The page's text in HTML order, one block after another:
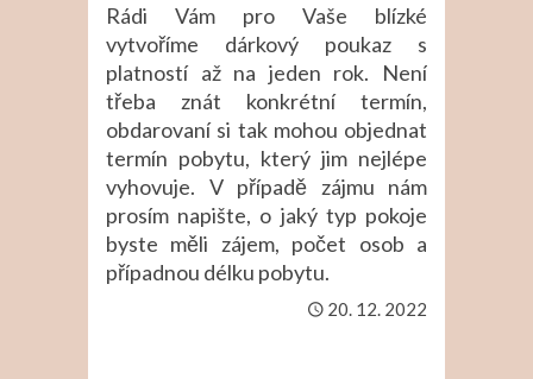
Rádi Vám pro Vaše blízké
vytvoříme dárkový poukaz s
platností až na jeden rok. Není
třeba znát konkrétní termín,
obdarovaní si tak mohou objednat
termín pobytu, který jim nejlépe
vyhovuje. V případě zájmu nám
prosím napište, o jaký typ pokoje
byste měli zájem, počet osob a
případnou délku pobytu.
20. 12. 2022